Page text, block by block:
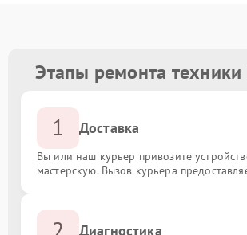
Этапы ремонта
1 Доставка
Вы или наш курьер привозите
мастерскую. Вызов курьера
Диагностика